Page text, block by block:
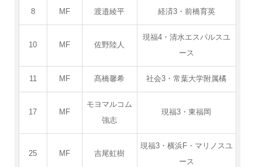
8 MF 渡邉綾平 経済3・前橋育英
10 MF 佐野陸人
現福4・清水エスパルスユ
ース
11 MF 髙橋馨希 社会3・常葉大学附属橘
17 MF
モヨマルコム
強志
現福3・東福岡
25 MF 吉尾虹樹
現福3・横浜F・マリノスユ
ース